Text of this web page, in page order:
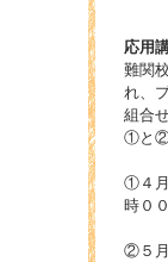
応
難関
れ、
組合
①と②
①４月
時０
②５